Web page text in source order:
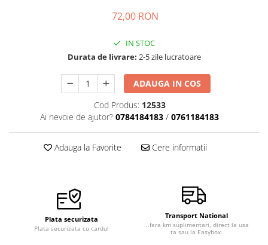
72,00 RON
IN STOC
Durata de livrare: 2-5 zile lucratoare
ADAUGA IN COS
Cod Produs: 12533
Ai nevoie de ajutor? 0784184183 / 0761184183
Adauga la Favorite Cere informatii
Plata securizata
Plata securizata cu cardul
Transport National
...fara km suplimentari, direct la usa
ta sau la Easybox.